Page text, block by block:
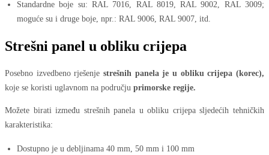
Standardne boje su: RAL 7016, RAL 8019, RAL 9002, RAL 3009;
moguće su i druge boje, npr.: RAL 9006, RAL 9007, itd.
Strešni panel u obliku crijepa
Posebno izvedbeno rješenje strešnih panela je u obliku crijepa (korec),
koje se koristi uglavnom na području primorske regije.
Možete birati između strešnih panela u obliku crijepa sljedećih tehničkih
karakteristika:
Dostupno je u debljinama 40 mm, 50 mm i 100 mm